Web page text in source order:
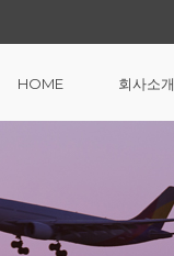
HOME 회사소개